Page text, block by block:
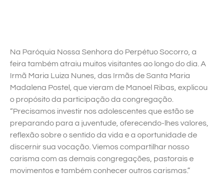
Na Paróquia Nossa Senhora do Perpétuo Socorro, a
feira também atraiu muitos visitantes ao longo do dia. A
Irmã Maria Luiza Nunes, das Irmãs de Santa Maria
Madalena Postel, que vieram de Manoel Ribas, explicou
o propósito da participação da congregação.
“Precisamos investir nos adolescentes que estão se
preparando para a juventude, oferecendo-lhes valores,
reflexão sobre o sentido da vida e a oportunidade de
discernir sua vocação. Viemos compartilhar nosso
carisma com as demais congregações, pastorais e
movimentos e também conhecer outros carismas.”